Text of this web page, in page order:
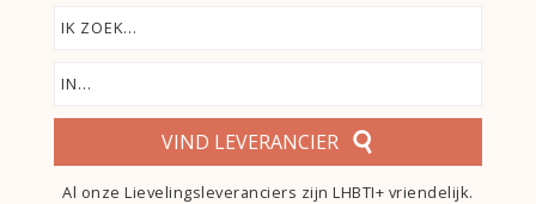
VIND LEVERANCIER
Al onze Lievelingsleveranciers zijn LHBTI+ vriendelijk.